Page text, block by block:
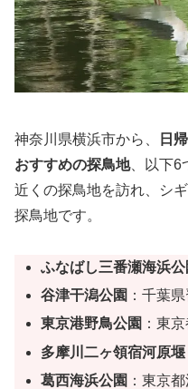
神奈川県横浜市から、
日
おすすめの探鳥地、以下6
近くの探鳥地を訪れ、シ
探鳥地です。
ふなばし三番瀬海浜公
谷津干潟公園 ：千葉
東京港野鳥公園 ：東
多摩川二ヶ領宿河原堰
葛西海浜公園 ：東京